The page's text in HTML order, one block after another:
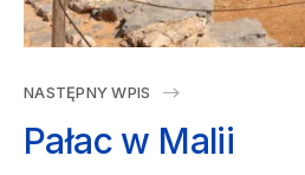
NASTĘPNY WPIS
Pałac w Malii